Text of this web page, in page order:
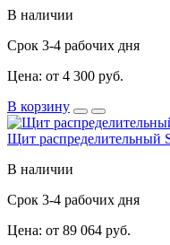
В наличии
Срок 3-4 рабочих дня
Цена: от 4 300 руб.
В корзину
Щит распределительный
В наличии
Срок 3-4 рабочих дня
Цена: от 89 064 руб.